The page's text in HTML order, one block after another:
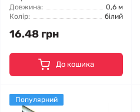
Довжина:
0,6 м
Колір:
білий
16.48 грн
До кошика
Популярний